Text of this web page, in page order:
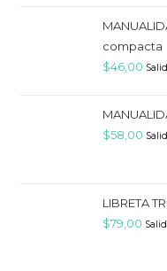
compacta
$46,00
$58,00
LIBRETA
$79,00